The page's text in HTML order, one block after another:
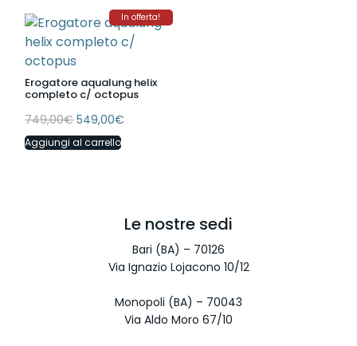
In offerta!
Erogatore aqualung helix
completo c/ octopus
749,00€ 549,00€
Aggiungi al carrello
Le nostre sedi
Bari (BA) – 70126
Via Ignazio Lojacono 10/12
Monopoli (BA) – 70043
Via Aldo Moro 67/10